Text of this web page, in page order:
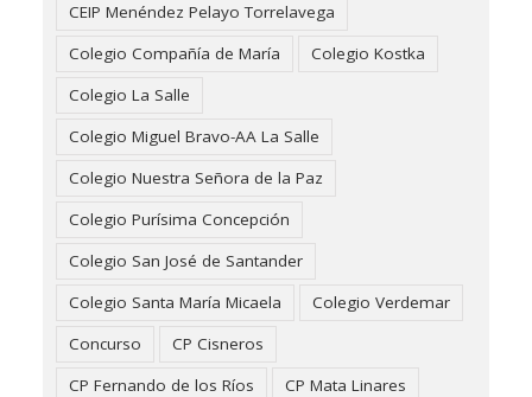
CEIP Menéndez Pelayo Torrelavega
Colegio Compañía de María
Colegio Kostka
Colegio La Salle
Colegio Miguel Bravo-AA La Salle
Colegio Nuestra Señora de la Paz
Colegio Purísima Concepción
Colegio San José de Santander
Colegio Santa María Micaela
Colegio Verdemar
Concurso
CP Cisneros
CP Fernando de los Ríos
CP Mata Linares